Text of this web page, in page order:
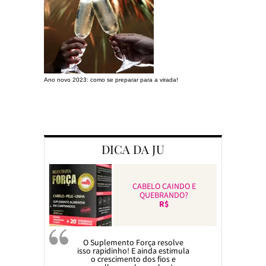
Ano novo 2023: como se preparar para a virada!
DICA DA JU
CABELO CAINDO E
QUEBRANDO?
R$
O Suplemento Força resolve
isso rapidinho! E ainda estimula
o crescimento dos fios e